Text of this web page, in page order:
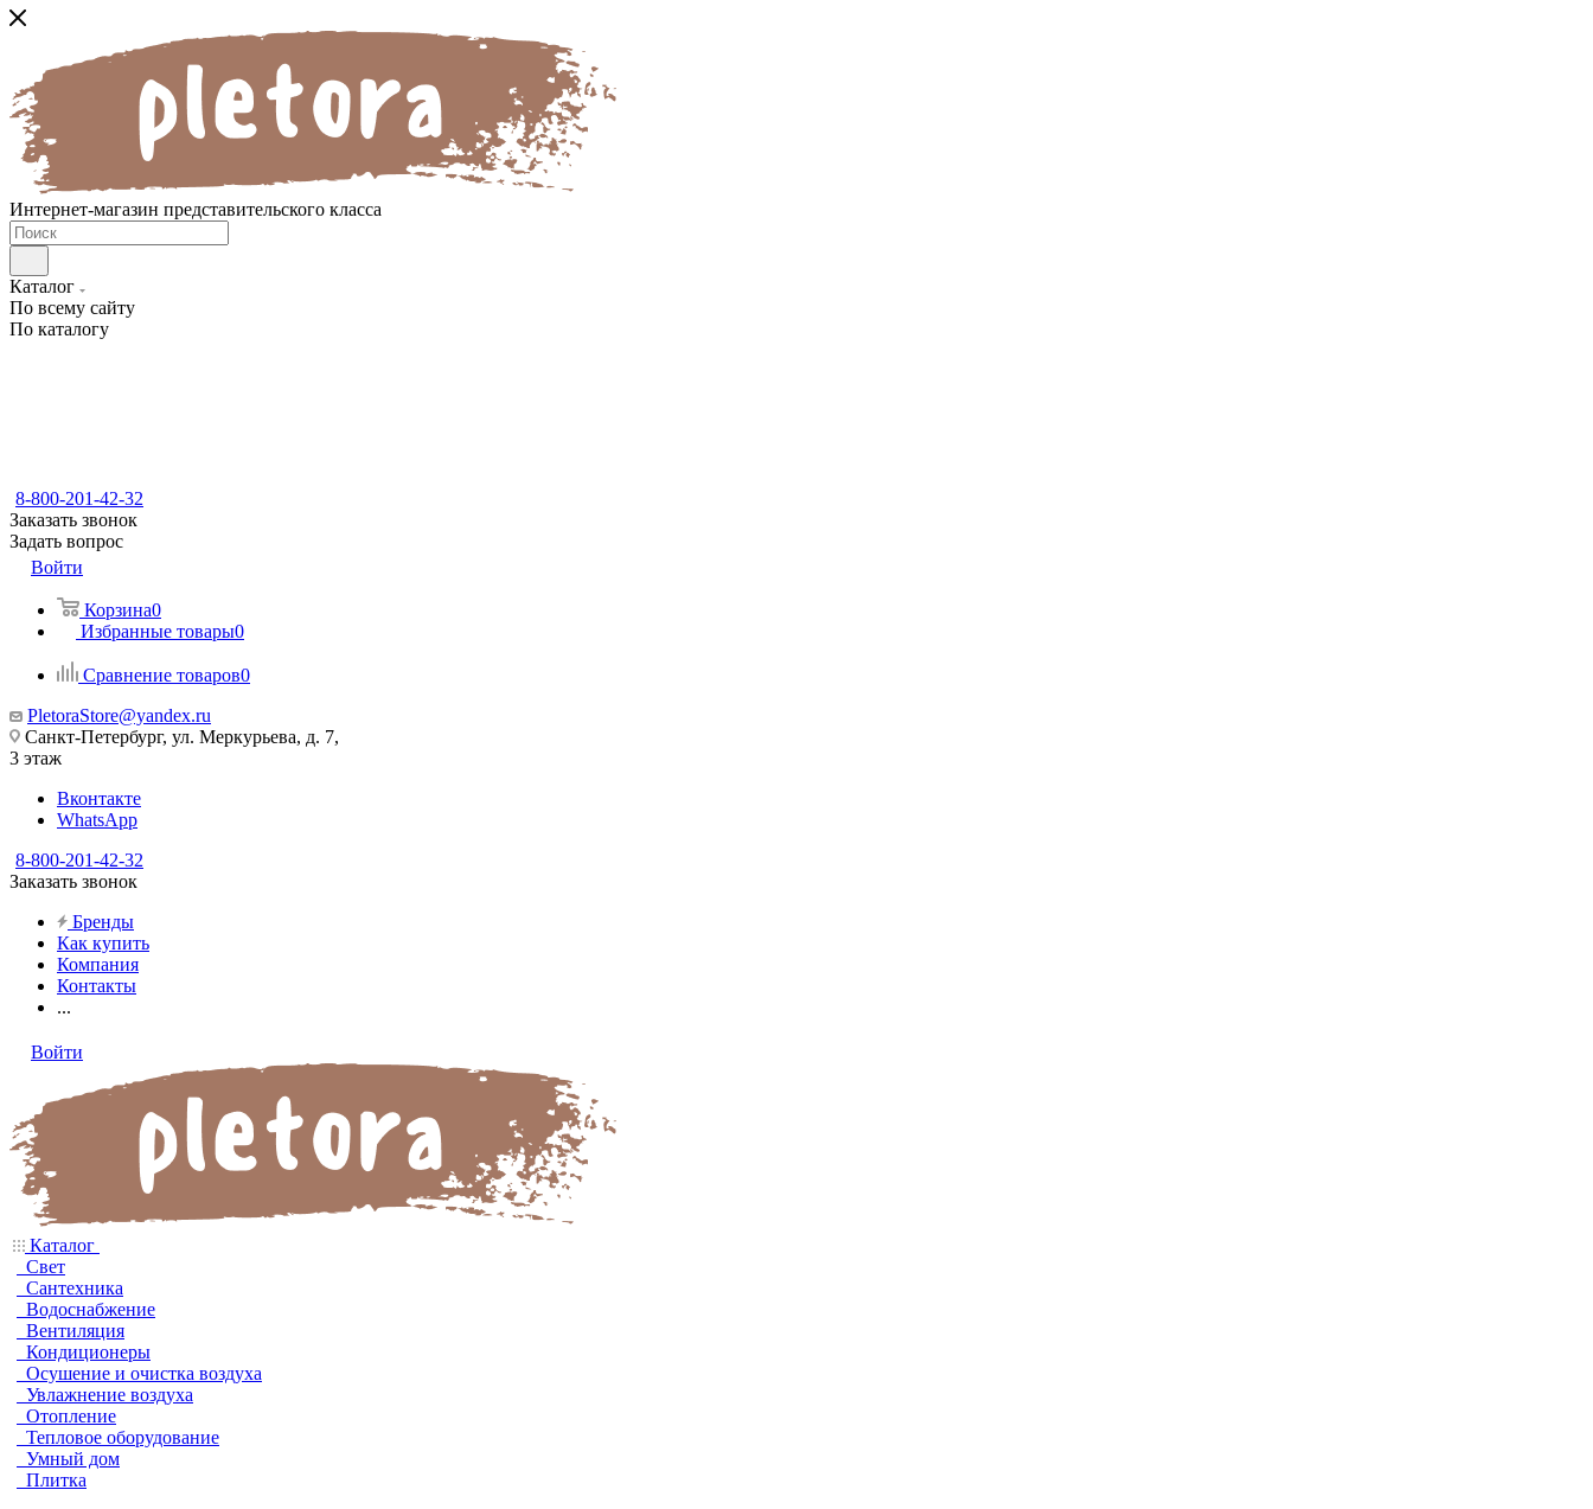
Интернет-магазин представительского класса
Каталог
По всему сайту
По каталогу
8-800-201-42-32
Заказать звонок
Задать вопрос
Войти
Корзина0
Избранные товары0
Сравнение товаров0
PletoraStore@yandex.ru
Санкт-Петербург, ул. Меркурьева, д. 7,
3 этаж
Вконтакте
WhatsApp
8-800-201-42-32
Заказать звонок
Бренды
Как купить
Компания
Контакты
...
Войти
Каталог
Свет
Сантехника
Водоснабжение
Вентиляция
Кондиционеры
Осушение и очистка воздуха
Увлажнение воздуха
Отопление
Тепловое оборудование
Умный дом
Плитка